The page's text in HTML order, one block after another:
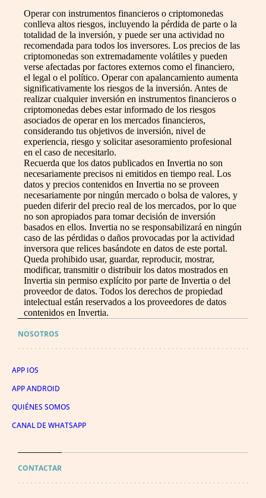
Operar con instrumentos financieros o criptomonedas
conlleva altos riesgos, incluyendo la pérdida de parte o la
totalidad de la inversión, y puede ser una actividad no
recomendada para todos los inversores. Los precios de las
criptomonedas son extremadamente volátiles y pueden
verse afectadas por factores externos como el financiero,
el legal o el político. Operar con apalancamiento aumenta
significativamente los riesgos de la inversión. Antes de
realizar cualquier inversión en instrumentos financieros o
criptomonedas debes estar informado de los riesgos
asociados de operar en los mercados financieros,
considerando tus objetivos de inversión, nivel de
experiencia, riesgo y solicitar asesoramiento profesional
en el caso de necesitarlo.
Recuerda que los datos publicados en Invertia no son
necesariamente precisos ni emitidos en tiempo real. Los
datos y precios contenidos en Invertia no se proveen
necesariamente por ningún mercado o bolsa de valores, y
pueden diferir del precio real de los mercados, por lo que
no son apropiados para tomar decisión de inversión
basados en ellos. Invertia no se responsabilizará en ningún
caso de las pérdidas o daños provocadas por la actividad
inversora que relices basándote en datos de este portal.
Queda prohibido usar, guardar, reproducir, mostrar,
modificar, transmitir o distribuir los datos mostrados en
Invertia sin permiso explícito por parte de Invertia o del
proveedor de datos. Todos los derechos de propiedad
intelectual están reservados a los proveedores de datos
contenidos en Invertia.
NOSOTROS
APP IOS
APP ANDROID
QUIÉNES SOMOS
CANAL DE WHATSAPP
CONTACTAR